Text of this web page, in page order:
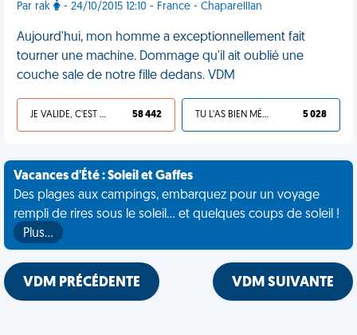
Par rak - 24/10/2015 12:10 - France - Chapareillan
Aujourd'hui, mon homme a exceptionnellement fait
tourner une machine. Dommage qu'il ait oublié une
couche sale de notre fille dedans. VDM
JE VALIDE, C'EST UNE VDM 58 442 TU L'AS BIEN MÉRITÉ 5 028
Vacances d'Été : Soleil et Gaffes
Des plages aux campings, embarquez pour un voyage
rempli de rires sous le soleil... et quelques coups de soleil !
Plus…
VDM PRÉCÉDENTE VDM SUIVANTE